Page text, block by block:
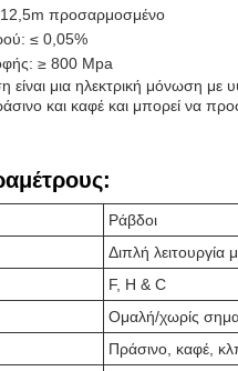
12,5m προσαρμοσμένο
≤ 0,05%
≥ 800 Mpa
είναι μια ηλεκτρική μόνωση
και καφέ και μπορεί να
Ράβδοι
Διπλή λειτουργία
F, H & C
Ομαλή/χωρίς
Πράσινο, καφέ,